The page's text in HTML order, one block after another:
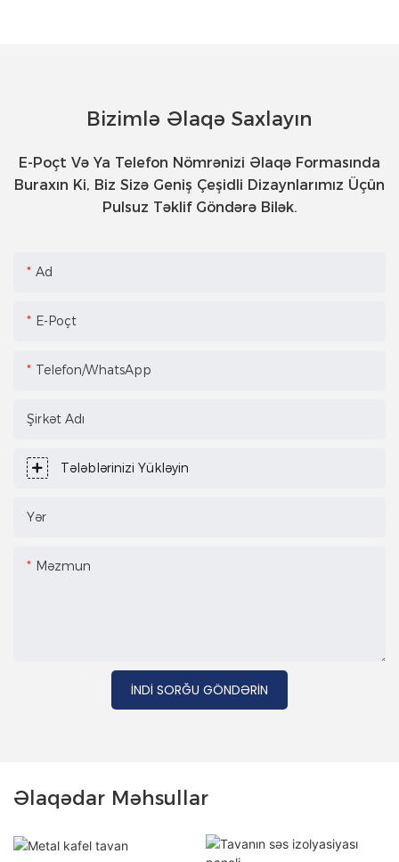
Bizimlə Əlaqə Saxlayın
E-Poçt Və Ya Telefon Nömrənizi Əlaqə Formasında
Buraxın Ki, Biz Sizə Geniş Çeşidli Dizaynlarımız Üçün
Pulsuz Təklif Göndərə Bilək.
Ad
E-Poçt
Telefon/WhatsApp
Şirkət Adı
Tələblərinizi Yükləyin
Yər
Məzmun
İNDI SORĞU GÖNDƏRIN
Əlaqədar Məhsullar